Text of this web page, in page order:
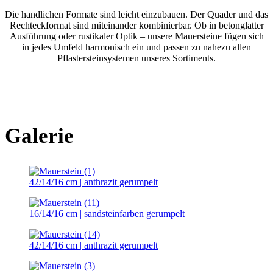
Die handlichen Formate sind leicht einzubauen. Der Quader und das
Rechteckformat sind miteinander kombinierbar. Ob in betonglatter
Ausführung oder rustikaler Optik – unsere Mauersteine fügen sich
in jedes Umfeld harmonisch ein und passen zu nahezu allen
Pflastersteinsystemen unseres Sortiments.
Galerie
42/14/16 cm | anthrazit gerumpelt
16/14/16 cm | sandsteinfarben gerumpelt
42/14/16 cm | anthrazit gerumpelt